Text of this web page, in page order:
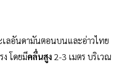
ลอันดามันตอนบนและอ่าวไทย
โดยมีคลื่นสูง 2-3 เมตร บริเวณ